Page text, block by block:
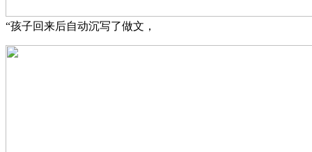
“孩子回来后自动沉写了做文，